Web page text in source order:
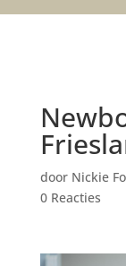
door Nickie
0 Reacties